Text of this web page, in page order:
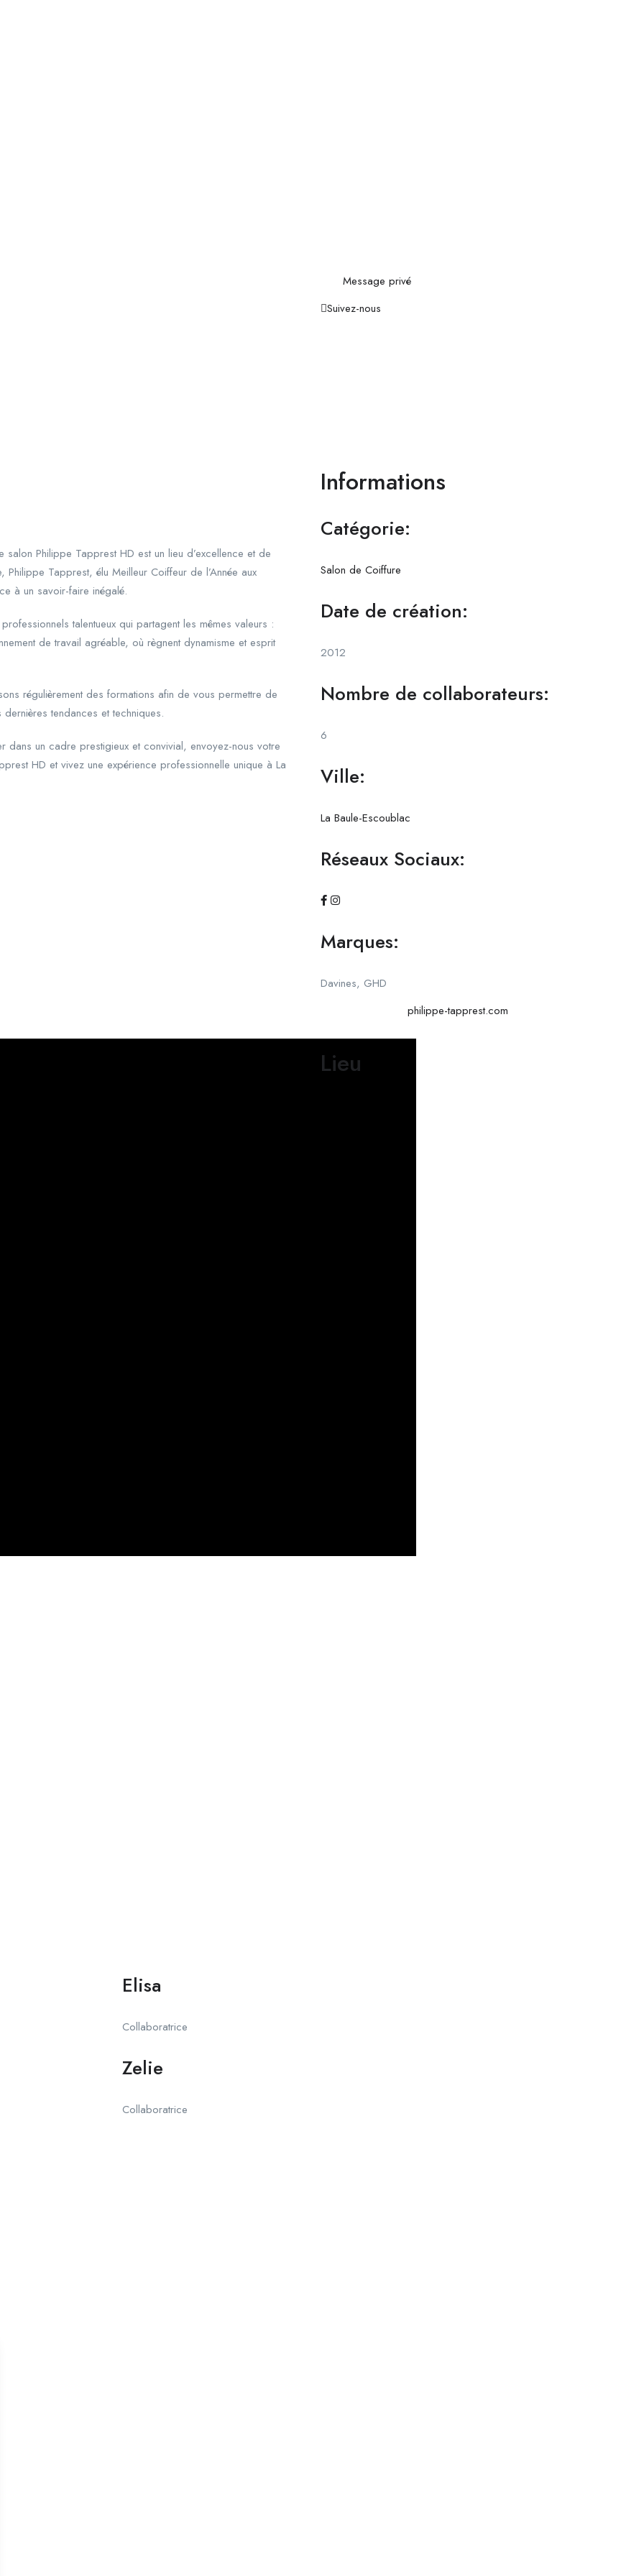
Message privé
Suivez-nous
Philippe Tapprest HD est un lieu d’excellence et de
Tapprest, élu Meilleur Coiffeur de l’Année aux
à un savoir-faire inégalé.
talentueux qui partagent les mêmes valeurs :
de travail agréable, où règnent dynamisme et esprit
régulièrement des formations afin de vous permettre de
tendances et techniques.
dans un cadre prestigieux et convivial, envoyez-nous votre
HD et vivez une expérience professionnelle unique à La
Elisa
Collaboratrice
Zelie
Collaboratrice
Informations
Catégorie:
Salon de Coiffure
Date de création:
2012
Nombre de collaborateurs:
6
Ville:
La Baule-Escoublac
Réseaux Sociaux:
Marques:
Davines, GHD
philippe-tapprest.com
Lieu